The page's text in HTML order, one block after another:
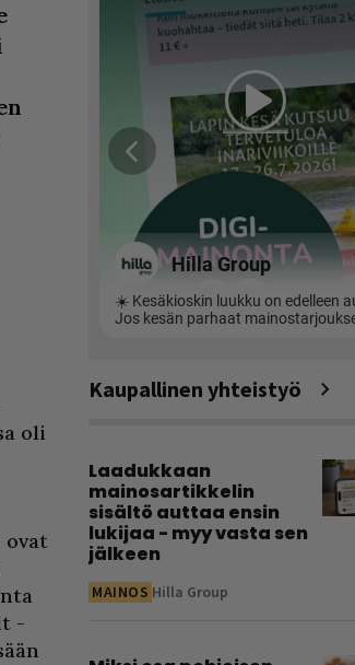
oli
-
Kaupallinen yhteistyö
Laadukkaan
mainosartikkelin
sisältö auttaa ensin
lukijaa - myy vasta sen
jälkeen
MAINOS Hilla Group